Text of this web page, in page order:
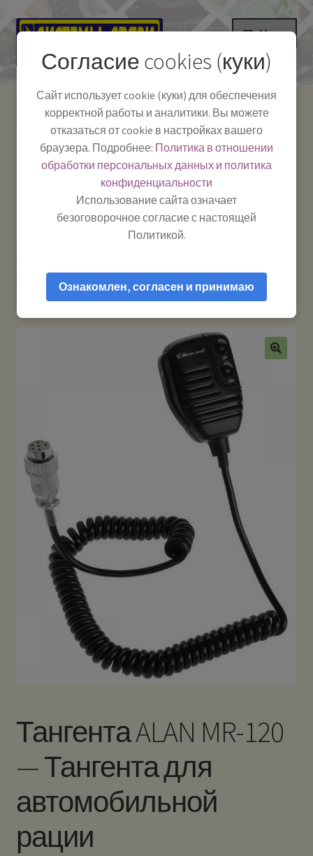
Перейти
навигации
Перейти
содержимому
Меню
Как пользоваться
Полезная информация
Мой аккаунт
Системы Связи:
г. Красноярск, ул.
Работаем:Пн-Пт:
10:00–18:00
-
Телефон:+7-
391-249-1040
Тел.|WA|Telegram:
+79029904090
гарнитуры и прочие аксессуары
Тангента ALAN MR-120 —
Тангента для автомобильной рации
Тангента ALAN MR-120
— Тангента для
автомобильной
рации
Согласие cookies (куки)
Сайт использует cookie (куки) для обеспечения
корректной работы и аналитики. Вы можете
отказаться от cookie в настройках вашего
браузера. Подробнее: Политика в отношении
обработки персональных данных и политика
конфиденциальности
Использование сайта означает
безоговорочное согласие с настоящей
Политикой.
Ознакомлен, согласен и принимаю